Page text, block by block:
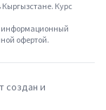
Курс
информационный
офертой.
создан и